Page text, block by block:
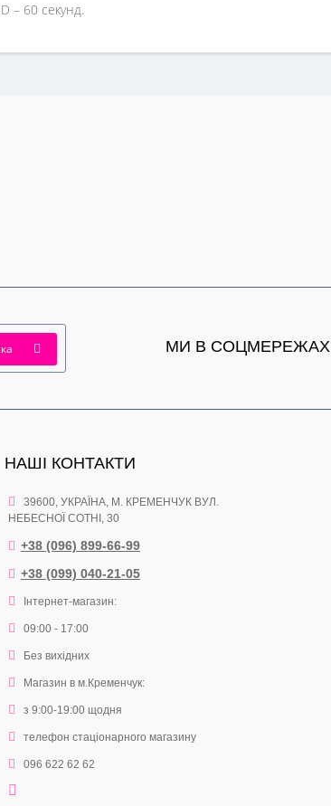
– 60 секунд.
МИ В СОЦМЕРЕЖАХ
НАШІ КОНТАКТИ
39600, УКРАЇНА, М. КРЕМЕНЧУК ВУЛ.
НЕБЕСНОЇ СОТНІ, 30
+38 (096) 899-66-99
+38 (099) 040-21-05
Інтернет-магазин:
09:00 - 17:00
Без вихідних
Магазин в м.Кременчук:
з 9:00-19:00 щодня
телефон стаціонарного магазину
096 622 62 62